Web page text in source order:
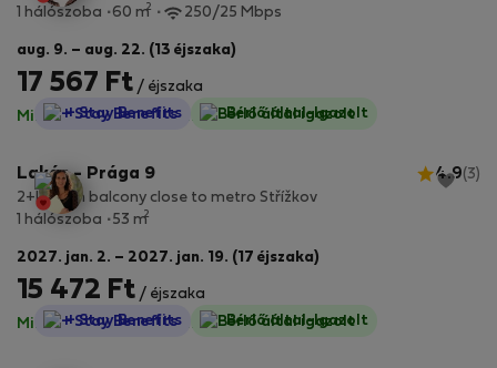
1 hálószoba
60 m2 250/25 Mbps
aug. 9. – aug. 22. (13 éjszaka)
17 567 Ft / éjszaka
Minden díj benne van·Nincs kaució
StayProtection
+ Stay Benefits Bérlő által-Igazolt
Lakás - Prága 9 4.9(3)
2+kk with balcony close to metro Střížkov
1 hálószoba
53 m2
2027. jan. 2. – 2027. jan. 19. (17 éjszaka)
15 472 Ft / éjszaka
Minden díj benne van·Nincs kaució
StayProtection
+ Stay Benefits Bérlő által-Igazolt